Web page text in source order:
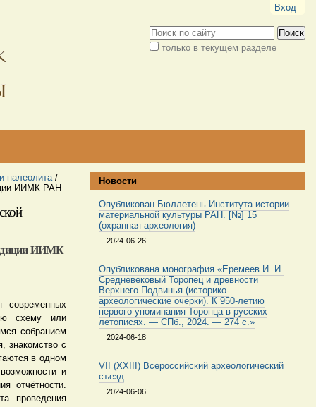
Вход
Поиск
только в текущем разделе
палеолита /
ИИМК РАН
ИИМК
современных
схему или
собранием
знакомство с
в одном
и
отчётности.
проведения
Новости
Опубликован Бюллетень Института истории
материальной культуры РАН. [№] 15
(охранная археология)
2024-06-26
Опубликована монография «Еремеев И. И.
Средневековый Торопец и древности
Верхнего Подвинья (историко-
археологические очерки). К 950-летию
первого упоминания Торопца в русских
летописях. — СПб., 2024. — 274 с.»
2024-06-18
VII (XXIII) Всероссийский археологический
съезд
2024-06-06